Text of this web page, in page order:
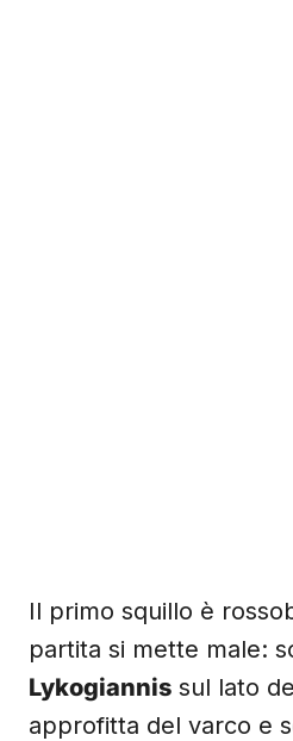
Il primo squillo è
partita si mette male:
Lykogiannis sul lato
approfitta del varco e